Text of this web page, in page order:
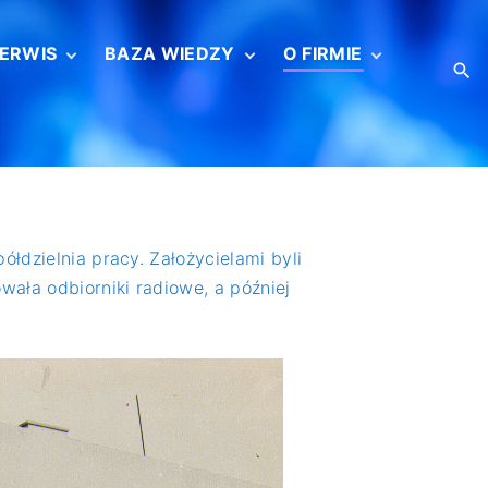
Informacje o
BAZA WIEDZY
miernika –
podstawowe
pojęcia
Legalizacja
powtórna
O FIRMIE
Radiotechnika
Serwis
Historia
Radiotechniki
pracy. Założycielami byli
odbiorniki radiowe, a później